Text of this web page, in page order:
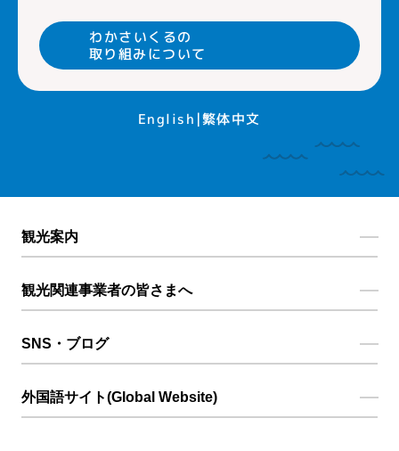
わかさいくるの
取り組みについて
English 繁体中文
観光案内
観光関連事業者の皆さまへ
SNS・ブログ
外国語サイト(Global Website)